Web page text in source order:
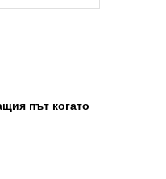
път когато